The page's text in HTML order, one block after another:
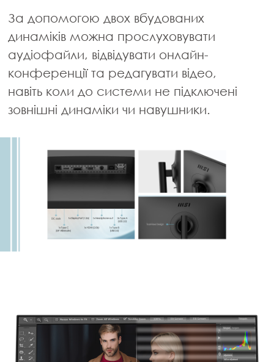
За допомогою двох вбудованих
динаміків можна прослуховувати
аудіофайли, відвідувати онлайн-
конференції та редагувати відео,
навіть коли до системи не підключені
зовнішні динаміки чи навушники.